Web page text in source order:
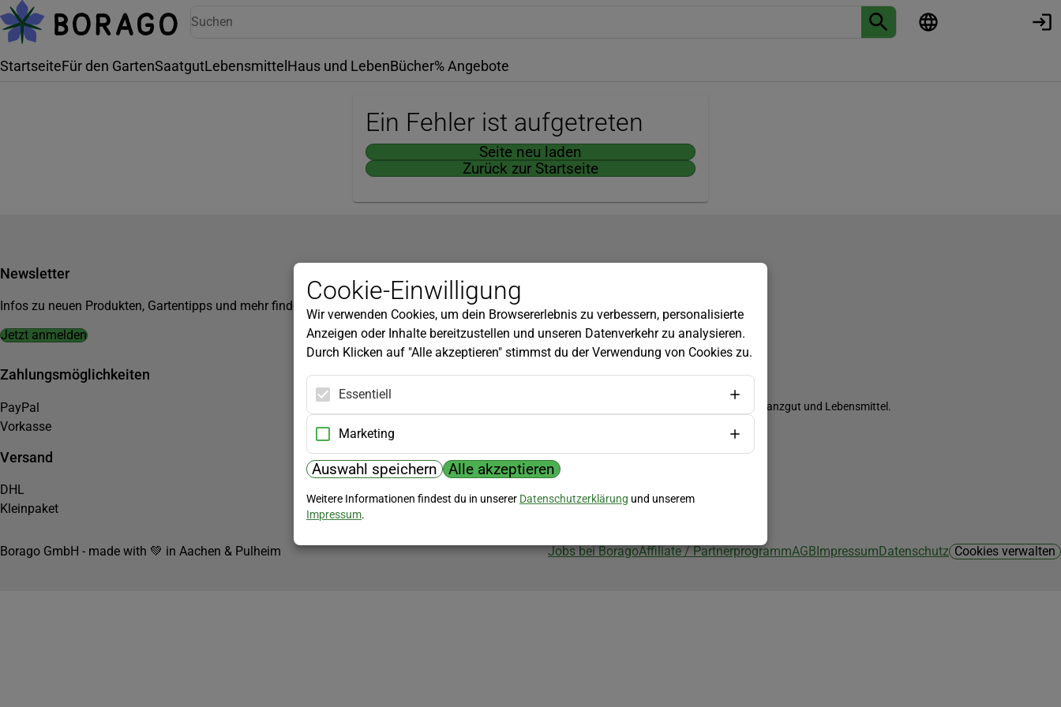
StartseiteFür den GartenSaatgutLebensmittel Haus und LebenBücher% Angebote
Ein Fehler ist aufgetreten
Seite neu laden
Zurück zur Startseite
Newsletter
Infos zu neuen Produkten, Gartentipps und mehr findest du in unserem Newsletter!
Jetzt anmelden
Kundenservice
Widerrufsbelehrung
Versandkosten
Zahlungsmöglichkeiten
PayPal
Vorkasse
Versand
DHL
Kleinpaket
Biozertifizierung
Borago ist biozertifiziert im Bereich Saatgut, Pflanzgut und Lebensmittel.
Borago GmbH - made with 💚 in Aachen & Pulheim Jobs bei BoragoAffiliate / PartnerprogrammAGBImpressumDatenschutz Cookies verwalten
Cookie-Einwilligung
Wir verwenden Cookies, um dein Browsererlebnis zu verbessern, personalisierte
Anzeigen oder Inhalte bereitzustellen und unseren Datenverkehr zu analysieren.
Durch Klicken auf "Alle akzeptieren" stimmst du der Verwendung von Cookies zu.
Essentiell
Marketing
Auswahl speichern Alle akzeptieren
Weitere Informationen findest du in unserer Datenschutzerklärung und unserem
Impressum.